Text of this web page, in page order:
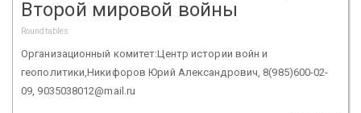
Второй мировой войны
Roundtables
Организационный комитет:Центр истории войн и
геополитики,Никифоров Юрий Александрович, 8(985)600-02-
09, 9035038012@mail.ru